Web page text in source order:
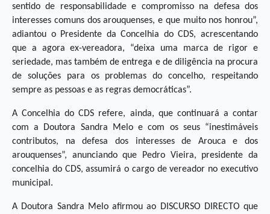
sentido de responsabilidade e compromisso na defesa dos
interesses comuns dos arouquenses, e que muito nos honrou”,
adiantou o Presidente da Concelhia do CDS, acrescentando
que a agora ex-vereadora, “deixa uma marca de rigor e
seriedade, mas também de entrega e de diligência na procura
de soluções para os problemas do concelho, respeitando
sempre as pessoas e as regras democráticas”.
A Concelhia do CDS refere, ainda, que continuará a contar
com a Doutora Sandra Melo e com os seus “inestimáveis
contributos, na defesa dos interesses de Arouca e dos
arouquenses”, anunciando que Pedro Vieira, presidente da
concelhia do CDS, assumirá o cargo de vereador no executivo
municipal.
A Doutora Sandra Melo afirmou ao DISCURSO DIRECTO que